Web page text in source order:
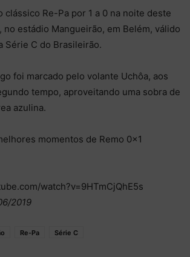
clássico Re-Pa por 1 a 0 na noite deste
no estádio Mangueirão, em Belém, válido
Série C do Brasileirão.
foi marcado pelo volante Uchôa, aos
tempo, aproveitando uma sobra de
azulina.
momentos de Remo 0×1
watch?v=9HTmCjQhE5s
2019
Re-Pa Série C